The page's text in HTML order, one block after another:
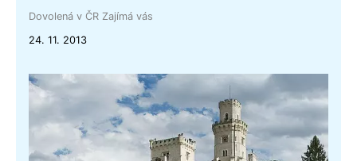
Dovolená v ČR Zajímá vás
24. 11. 2013